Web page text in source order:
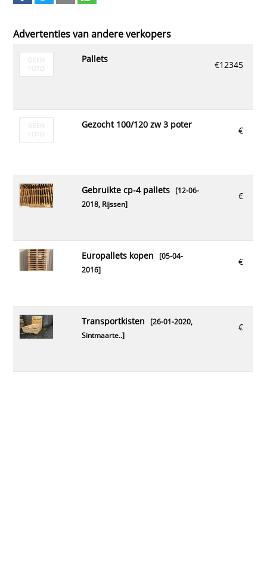
Advertenties van andere verkopers
€12345
pallets
€
gezocht 100/120 zw 3 poter
€
gebruikte cp-4 pallets[12-06-
2018, Rijssen]
€
europallets kopen [05-04-
2016]
€
transportkisten [26-01-2020,
Sintmaarte..]